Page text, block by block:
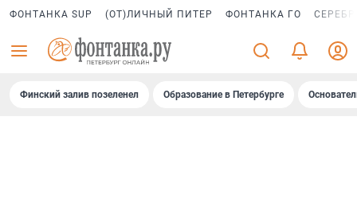
ФОНТАНКА SUP (ОТ)ЛИЧНЫЙ ПИТЕР ФОНТАНКА ГО
Финский залив позеленел Образование в Петербурге